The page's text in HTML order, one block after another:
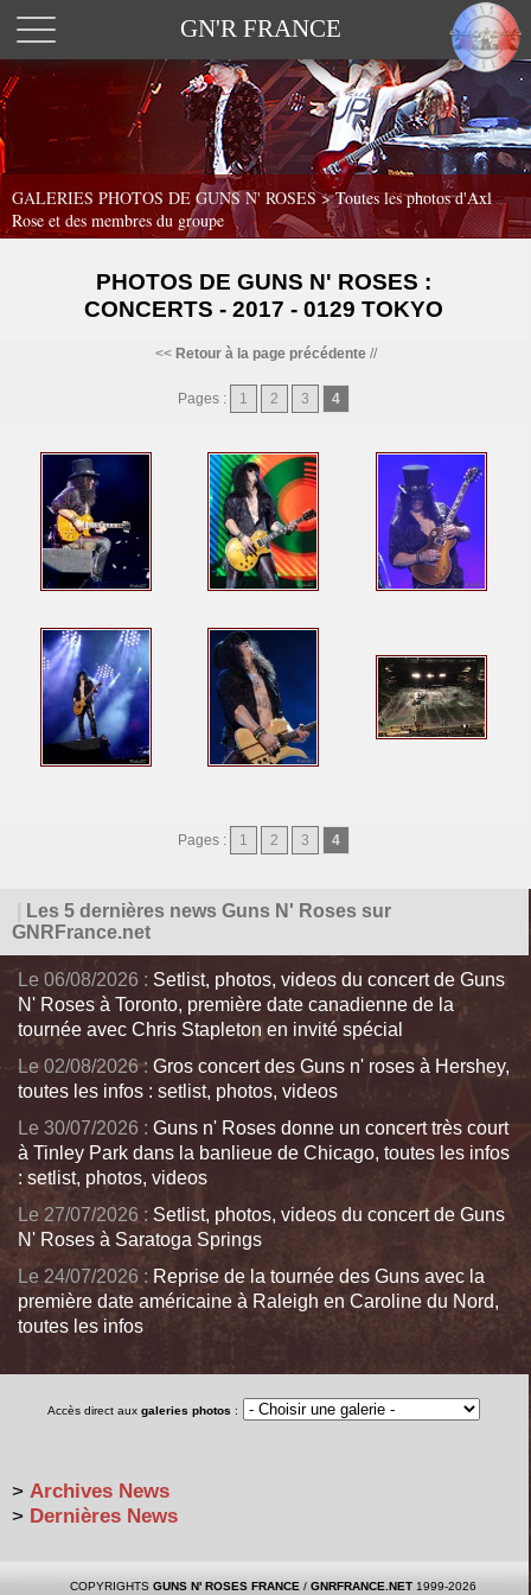
GN'R FRANCE
GALERIES PHOTOS DE GUNS N' ROSES >Toutes les photos d'Axl
Rose et des membres du groupe
PHOTOS DE GUNS N' ROSES :
CONCERTS - 2017 - 0129 TOKYO
<< Retour à la page précédente//
Pages : 1 2 3 4
Pages : 1 2 3 4
Les 5 dernières news Guns N' Roses sur
GNRFrance.net
Le 06/08/2026 : Setlist, photos, videos du concert de Guns
N' Roses à Toronto, première date canadienne de la
tournée avec Chris Stapleton en invité spécial
Le 02/08/2026 : Gros concert des Guns n' roses à Hershey,
toutes les infos : setlist, photos, videos
Le 30/07/2026 : Guns n' Roses donne un concert très court
à Tinley Park dans la banlieue de Chicago, toutes les infos
: setlist, photos, videos
Le 27/07/2026 : Setlist, photos, videos du concert de Guns
N' Roses à Saratoga Springs
Le 24/07/2026 : Reprise de la tournée des Guns avec la
première date américaine à Raleigh en Caroline du Nord,
toutes les infos
Accès direct auxgaleries photos :
> Archives News
> Dernières News
COPYRIGHTS GUNS N' ROSES FRANCE / GNRFRANCE.NET1999-2026